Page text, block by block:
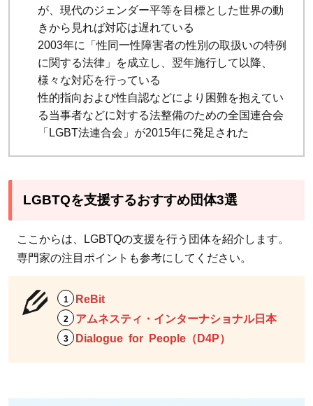
が、現代のジェンダー平等を目標とした世界の動
きから見れば対応は遅れている
2003年に「性同一性障害者の性別の取扱いの特例
に関する法律」を成立し、翌年施行して以降、
様々な対応を行っている
性的指向および性自認などにより困難を抱えてい
る当事者などに対する法整備のための全国連合会
「LGBT法連合会」が2015年に発足された
LGBTQを支援するおすすめ団体3選
ここからは、LGBTQの支援を行う団体を紹介します。
専門家の注目ポイントも参考にしてください。
ReBit
アムネスティ・インターナショナル日本
Dialogue for People（D4P）